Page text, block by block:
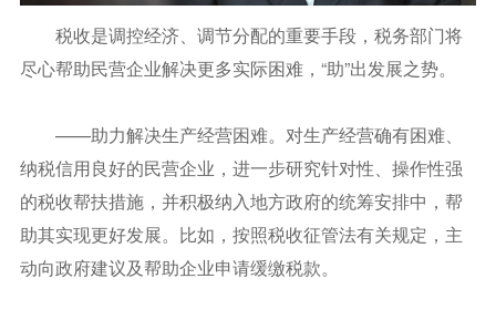
税收是调控经济、调节分配的重要手段，税务部门将
尽心帮助民营企业解决更多实际困难，“助”出发展之势。
——助力解决生产经营困难。对生产经营确有困难、
纳税信用良好的民营企业，进一步研究针对性、操作性强
的税收帮扶措施，并积极纳入地方政府的统筹安排中，帮
助其实现更好发展。比如，按照税收征管法有关规定，主
动向政府建议及帮助企业申请缓缴税款。